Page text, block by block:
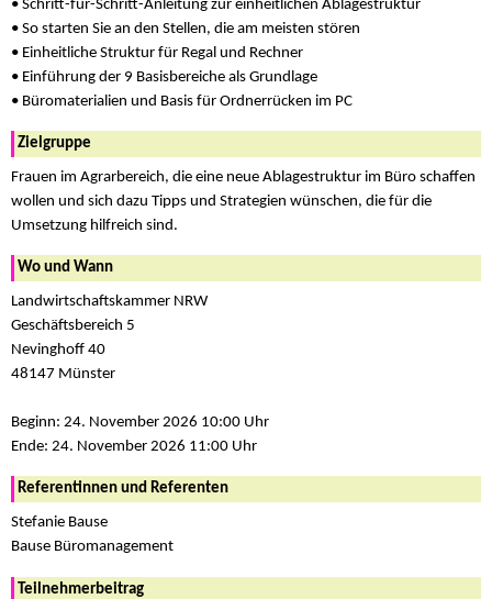
• Schritt-für-Schritt-Anleitung zur einheitlichen Ablagestruktur
• So starten Sie an den Stellen, die am meisten stören
• Einheitliche Struktur für Regal und Rechner
• Einführung der 9 Basisbereiche als Grundlage
• Büromaterialien und Basis für Ordnerrücken im PC
Zielgruppe
Frauen im Agrarbereich, die eine neue Ablagestruktur im Büro schaffen
wollen und sich dazu Tipps und Strategien wünschen, die für die
Umsetzung hilfreich sind.
Wo und Wann
Landwirtschaftskammer NRW
Geschäftsbereich 5
Nevinghoff 40
48147 Münster
Beginn: 24. November 2026 10:00 Uhr
Ende: 24. November 2026 11:00 Uhr
Referentinnen und Referenten
Stefanie Bause
Bause Büromanagement
Teilnehmerbeitrag